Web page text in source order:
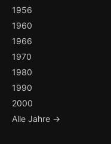
1956
1960
1966
1970
1980
1990
2000
Alle Jahre →